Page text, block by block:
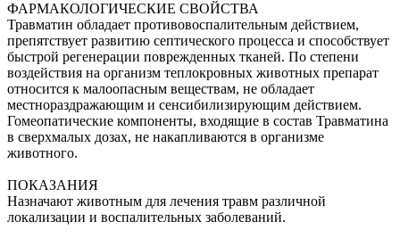
ФАРМАКОЛОГИЧЕСКИЕ СВОЙСТВА
Травматин обладает противовоспалительным действием,
препятствует развитию септического процесса и способствует
быстрой регенерации поврежденных тканей. По степени
воздействия на организм теплокровных животных препарат
относится к малоопасным веществам, не обладает
местнораздражающим и сенсибилизирующим действием.
Гомеопатические компоненты, входящие в состав Травматина
в сверхмалых дозах, не накапливаются в организме
животного.
ПОКАЗАНИЯ
Назначают животным для лечения травм различной
локализации и воспалительных заболеваний.